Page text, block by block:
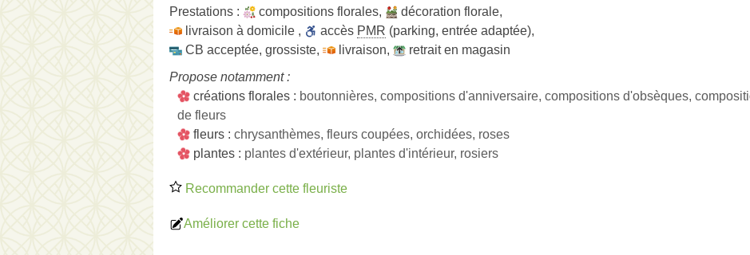
Prestations :
compositions florales, décoration florale,
livraison à domicile , accès PMR (parking, entrée adaptée),
CB acceptée, grossiste, livraison,
retrait en magasin
Propose notamment :
créations florales : boutonnières, compositions d'anniversaire, compositions d'obsèques,
de fleurs
fleurs : chrysanthèmes, fleurs coupées, orchidées, roses
plantes : plantes d'extérieur, plantes d'intérieur, rosiers
Recommander cette fleuriste
Améliorer cette fiche